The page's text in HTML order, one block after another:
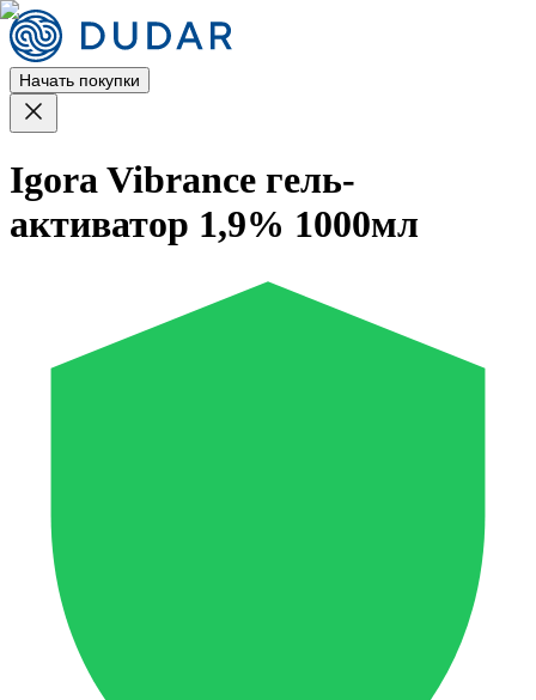
Начать покупки
Igora Vibrance гель-
активатор 1,9% 1000мл